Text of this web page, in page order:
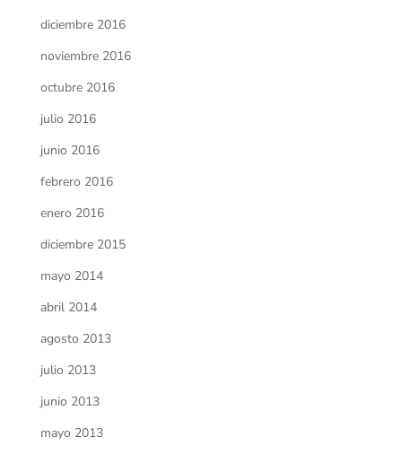
diciembre 2016
noviembre 2016
octubre 2016
julio 2016
junio 2016
febrero 2016
enero 2016
diciembre 2015
mayo 2014
abril 2014
agosto 2013
julio 2013
junio 2013
mayo 2013